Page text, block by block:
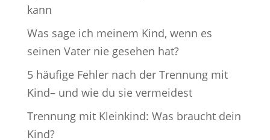
kann
Was sage ich meinem Kind, wenn es
seinen Vater nie gesehen hat?
5 häufige Fehler nach der Trennung mit
Kind– und wie du sie vermeidest
Trennung mit Kleinkind: Was braucht dein
Kind?